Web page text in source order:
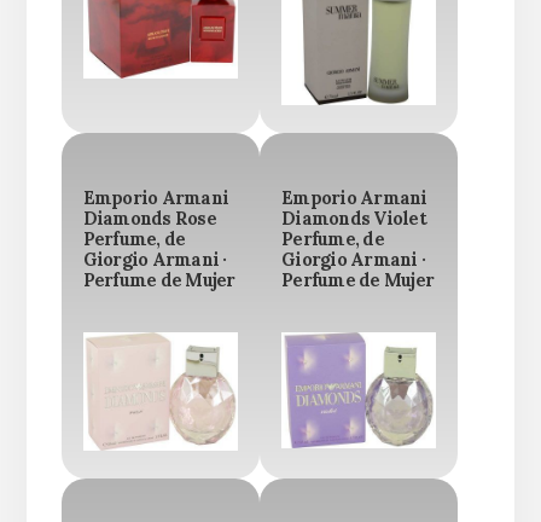
Emporio Armani
Diamonds Rose
Perfume, de
Giorgio Armani ·
Perfume de Mujer
Emporio Armani
Diamonds Violet
Perfume, de
Giorgio Armani ·
Perfume de Mujer